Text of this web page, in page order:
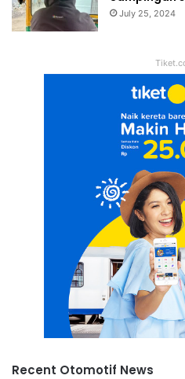
July 25, 2024
Recent Otomotif News